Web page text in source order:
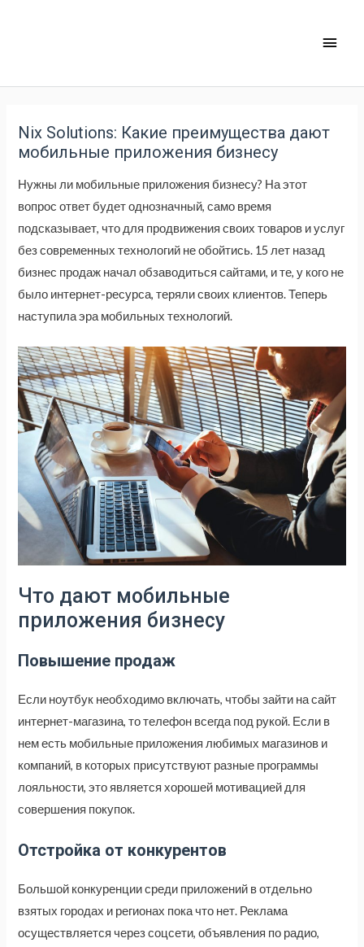
Nix Solutions: Какие преимущества дают
мобильные приложения бизнесу
Нужны ли мобильные приложения бизнесу? На этот
вопрос ответ будет однозначный, само время
подсказывает, что для продвижения своих товаров и услуг
без современных технологий не обойтись. 15 лет назад
бизнес продаж начал обзаводиться сайтами, и те, у кого не
было интернет-ресурса, теряли своих клиентов. Теперь
наступила эра мобильных технологий.
Что дают мобильные
приложения бизнесу
Повышение продаж
Если ноутбук необходимо включать, чтобы зайти на сайт
интернет-магазина, то телефон всегда под рукой. Если в
нем есть мобильные приложения любимых магазинов и
компаний, в которых присутствуют разные программы
лояльности, это является хорошей мотивацией для
совершения покупок.
Отстройка от конкурентов
Большой конкуренции среди приложений в отдельно
взятых городах и регионах пока что нет. Реклама
осуществляется через соцсети, объявления по радио,